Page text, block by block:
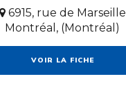
6915, rue de Marseille
Montréal, (Montréal)
VOIR LA FICHE